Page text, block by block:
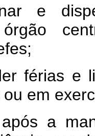
e
férias e
em
a